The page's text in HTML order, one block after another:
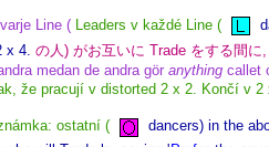
varje Line ( Leaders v každé Line (
x 4. の人) がお互いに Trade をする間に
medan de andra gör anything callet
že pracují v distorted 2 x 2. Končí v 2
ostatní (
dancers) in the